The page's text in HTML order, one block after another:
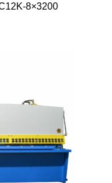
8×3200